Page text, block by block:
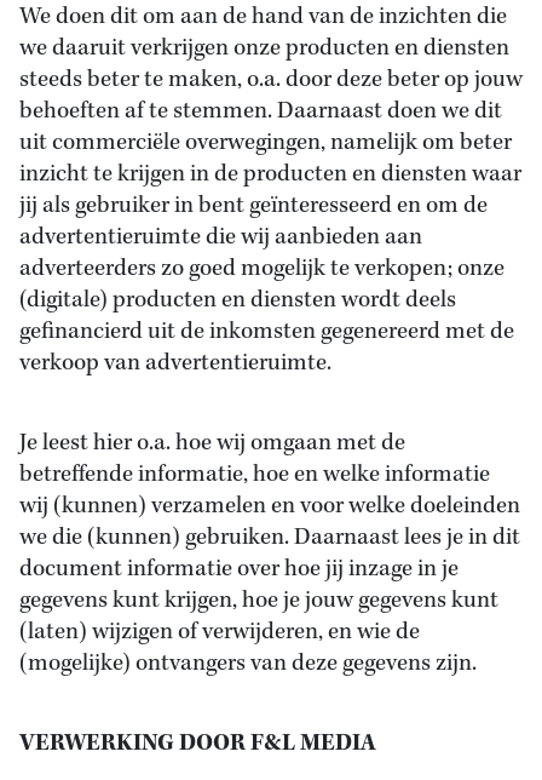
We doen dit om aan de hand van de inzichten die
we daaruit verkrijgen onze producten en diensten
steeds beter te maken, o.a. door deze beter op jouw
behoeften af te stemmen. Daarnaast doen we dit
uit commerciële overwegingen, namelijk om beter
inzicht te krijgen in de producten en diensten waar
jij als gebruiker in bent geïnteresseerd en om de
advertentieruimte die wij aanbieden aan
adverteerders zo goed mogelijk te verkopen; onze
(digitale) producten en diensten wordt deels
gefinancierd uit de inkomsten gegenereerd met de
verkoop van advertentieruimte.
Je leest hier o.a. hoe wij omgaan met de
betreffende informatie, hoe en welke informatie
wij (kunnen) verzamelen en voor welke doeleinden
we die (kunnen) gebruiken. Daarnaast lees je in dit
document informatie over hoe jij inzage in je
gegevens kunt krijgen, hoe je jouw gegevens kunt
(laten) wijzigen of verwijderen, en wie de
(mogelijke) ontvangers van deze gegevens zijn.
VERWERKING DOOR F&L MEDIA